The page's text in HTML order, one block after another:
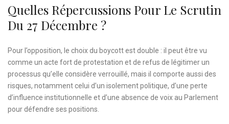
Quelles Répercussions Pour Le Scrutin
Du 27 Décembre ?
Pour l’opposition, le choix du boycott est double : il peut être vu
comme un acte fort de protestation et de refus de légitimer un
processus qu’elle considère verrouillé, mais il comporte aussi des
risques, notamment celui d’un isolement politique, d’une perte
d’influence institutionnelle et d’une absence de voix au Parlement
pour défendre ses positions.